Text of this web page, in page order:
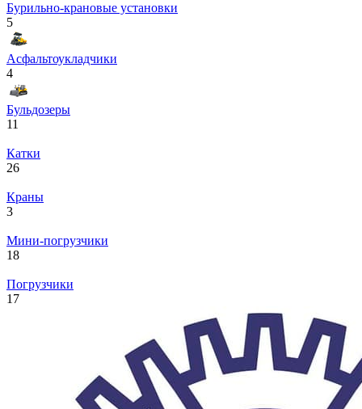
Бурильно-крановые установки
5
Асфальтоукладчики
4
Бульдозеры
11
Катки
26
Краны
3
Мини-погрузчики
18
Погрузчики
17